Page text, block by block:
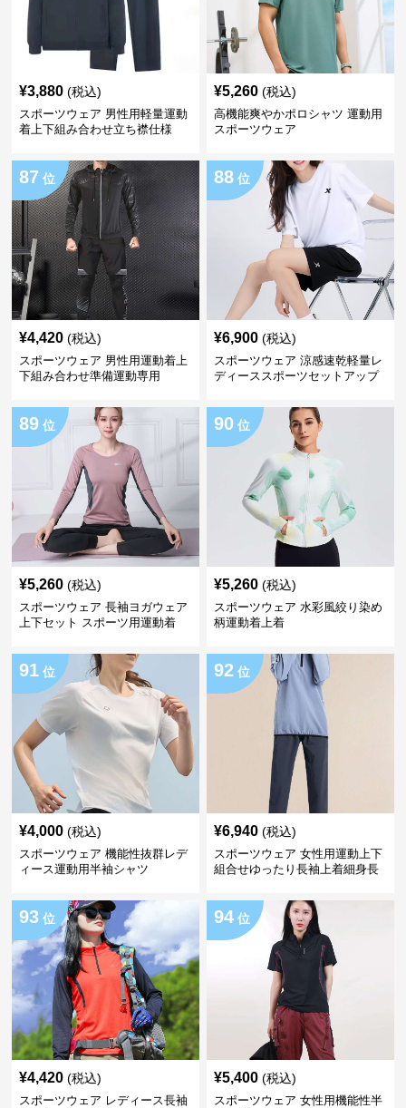
¥3,880 (税込)
スポーツウェア 男性用軽量運動
着上下組み合わせ立ち襟仕様
¥5,260 (税込)
高機能爽やかポロシャツ 運動用
スポーツウェア
87 位
¥4,420 (税込)
スポーツウェア 男性用運動着上
下組み合わせ準備運動専用
88 位
¥6,900 (税込)
スポーツウェア 涼感速乾軽量レ
ディーススポーツセットアップ
89 位
¥5,260 (税込)
スポーツウェア 長袖ヨガウェア
上下セット スポーツ用運動着
90 位
¥5,260 (税込)
スポーツウェア 水彩風絞り染め
柄運動着上着
91 位
¥4,000 (税込)
スポーツウェア 機能性抜群レデ
ィース運動用半袖シャツ
92 位
¥6,940 (税込)
スポーツウェア 女性用運動上下
組合せゆったり長袖上着細身長
93 位
¥4,420 (税込)
スポーツウェア レディース長袖
94 位
¥5,400 (税込)
スポーツウェア 女性用機能性半